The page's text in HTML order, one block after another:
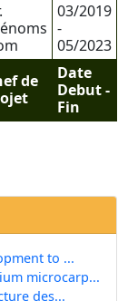
de
Date
Debut -
Fin
03/2019
-
05/2023
to ...
microcarp...
des...